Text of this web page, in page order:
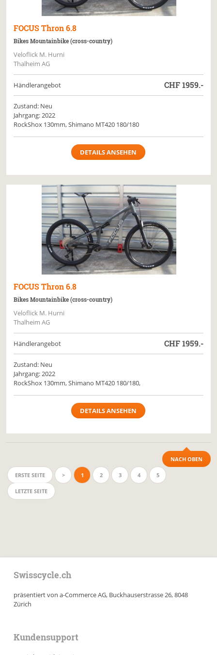
FOCUS Thron 6.8
Bikes Mountainbike (cross-country)
Veloflick M. Hurni
Thalheim AG
Händlerangebot CHF1959.-
Zustand: Neu
Jahrgang: 2022
RockShox 130mm, Shimano MT420 180/180
DETAILS ANSEHEN
FOCUS Thron 6.8
Bikes Mountainbike (cross-country)
Veloflick M. Hurni
Thalheim AG
Händlerangebot CHF1959.-
Zustand: Neu
Jahrgang: 2022
RockShox 130mm, Shimano MT420 180/180,
DETAILS ANSEHEN
NACH OBEN
ERSTE SEITE > 1 2 3 4 5
LETZTE SEITE
Swisscycle.ch
präsentiert von a-Commerce AG, Buckhauserstrasse 26, 8048
Zürich
Kundensupport